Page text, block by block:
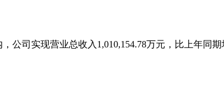
公司实现营业总收入1,010,154.78万元，比上年同